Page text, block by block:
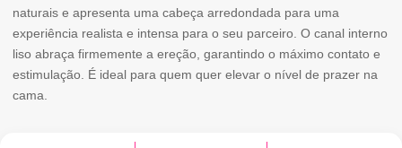
50MM
naturais e apresenta uma cabeça arredondada para uma
experiência realista e intensa para o seu parceiro. O canal interno
liso abraça firmemente a ereção, garantindo o máximo contato e
estimulação. É ideal para quem quer elevar o nível de prazer na
cama.